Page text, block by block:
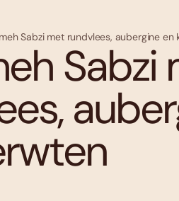
Sabzi met rundvlees, aubergine en
Sabzi